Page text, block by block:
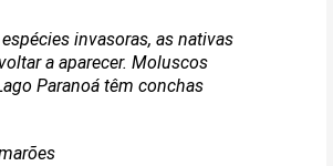
invasoras, as nativas
a aparecer. Moluscos
Paranoá têm conchas